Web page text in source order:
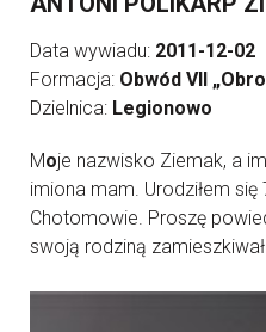
Data wywiadu: 2011-12-02
Formacja: Obwód VII
Dzielnica: Legionowo
Moje nazwisko Ziemak, a
imiona mam. Urodziłem
Chotomowie. Proszę
swoją rodziną